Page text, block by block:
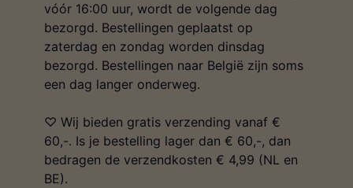
vóór 16:00 uur, wordt de volgende dag
bezorgd. Bestellingen geplaatst op
zaterdag en zondag worden dinsdag
bezorgd. Bestellingen naar België zijn soms
een dag langer onderweg.
♡ Wij bieden gratis verzending vanaf €
60,-. Is je bestelling lager dan € 60,-, dan
bedragen de verzendkosten € 4,99 (NL en
BE).